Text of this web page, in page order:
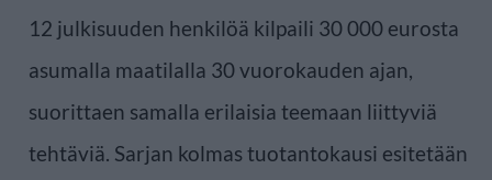
12 julkisuuden henkilöä kilpaili 30 000 eurosta
asumalla maatilalla 30 vuorokauden ajan,
suorittaen samalla erilaisia teemaan liittyviä
tehtäviä. Sarjan kolmas tuotantokausi esitetään